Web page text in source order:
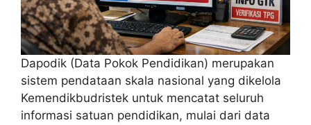
Dapodik (Data Pokok Pendidikan) merupakan
sistem pendataan skala nasional yang dikelola
Kemendikbudristek untuk mencatat seluruh
informasi satuan pendidikan, mulai dari data